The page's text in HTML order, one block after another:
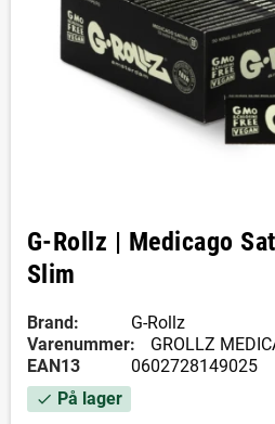
G-Rollz | Medicago
Slim
Brand:
G-Rollz
Varenummer:
GROLLZ
EAN13
0602728149025
check På lager